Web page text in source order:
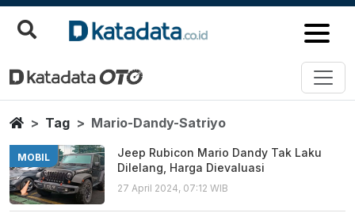
Mario Dandy Satriyo
Berita Terbaru
HomeTag Mario-Dandy-Satriyo
MOBIL
Jeep Rubicon Mario Dandy Tak Laku
Dilelang, Harga Dievaluasi
27 April 2024, 07:12 WIB